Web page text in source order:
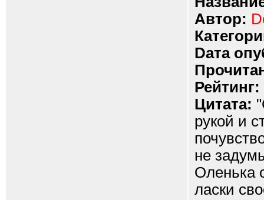
Автор:
Dата
Рейтинг:
Цитата:
рукой и
не
Оленька
ласки